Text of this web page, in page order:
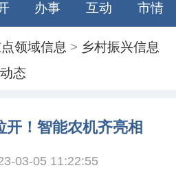
办事 互动 市情
领域信息 > 乡村振兴信息
态
开！智能农机齐亮相
03-05 11:22:55